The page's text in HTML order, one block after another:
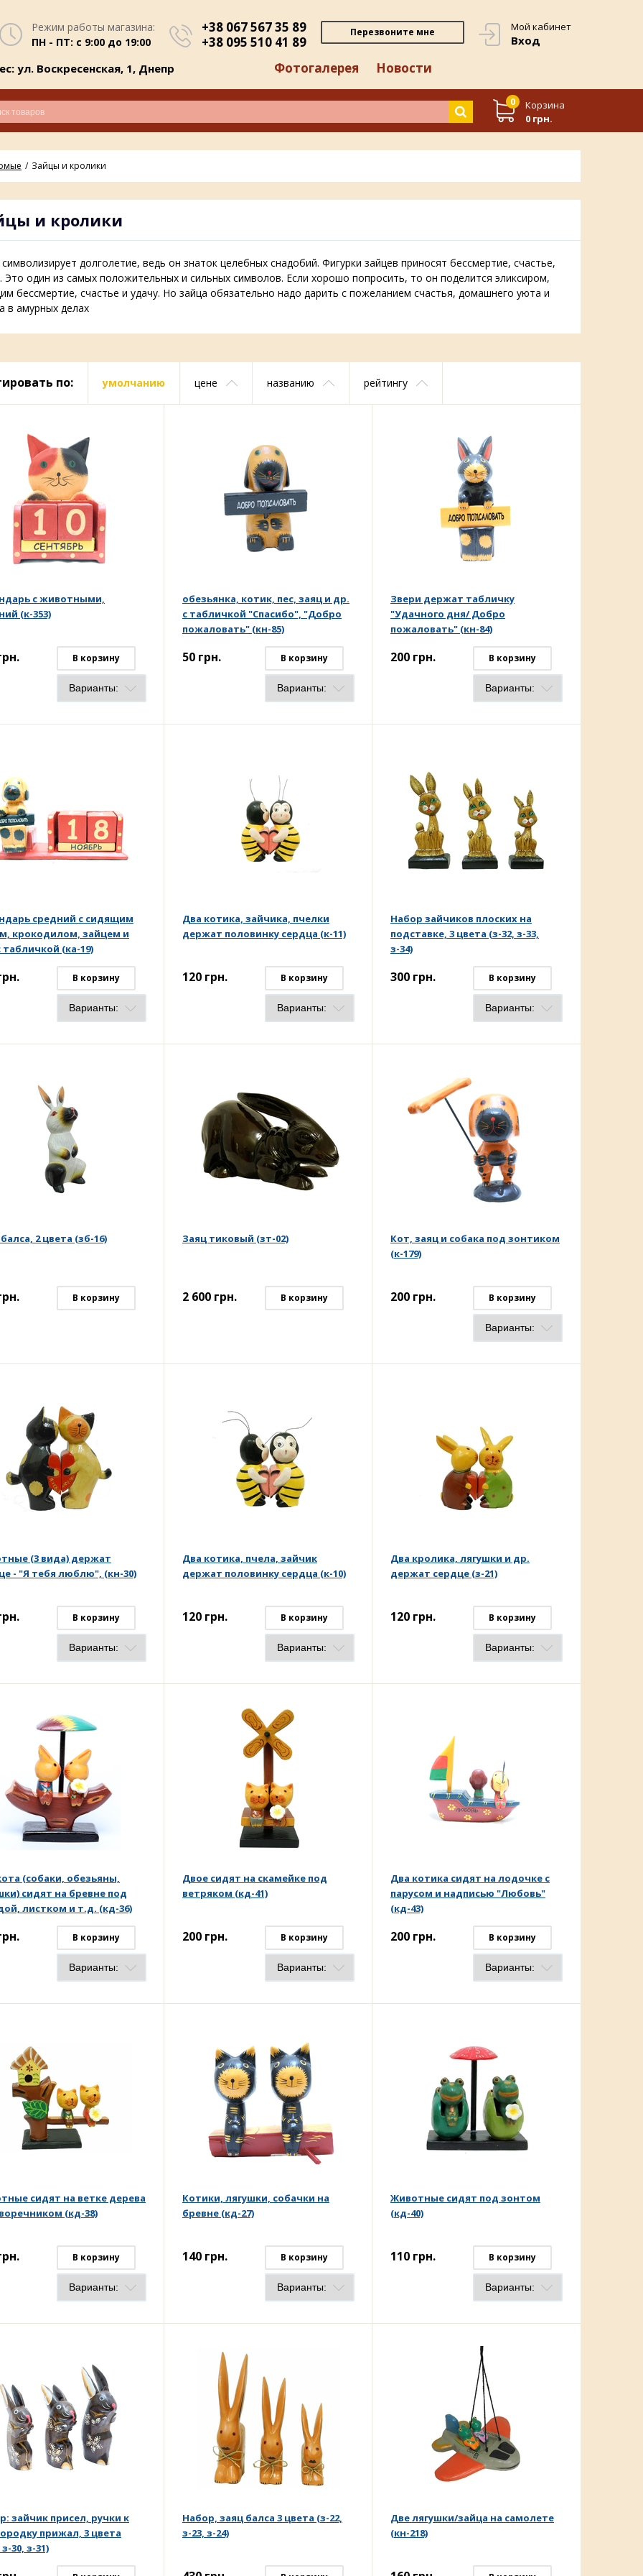
Мой кабинет
Вход
Режим работы магазина:
ПН - ПТ: с 9:00 до 19:00
+38 067 567 35 89
+38 095 510 41 89
Перезвоните мне
ул. Воскресенская, 1, Днепр Фотогалерея Новости
0
Корзина
0 грн.
Зайцы и кролики
и кролики
символизирует долголетие, ведь он знаток целебных снадобий. Фигурки зайцев приносят бессмертие, счастье,
Это один из самых положительных и сильных символов. Если хорошо попросить, то он поделится эликсиром,
бессмертие, счастье и удачу. Но зайца обязательно надо дарить с пожеланием счастья, домашнего уюта и
в амурных делах
по: умолчанию цене названию рейтингу
с животными,
(к-353)
В корзину
обезьянка, котик, пес, заяц и др.
с табличкой "Спасибо", "Добро
пожаловать" (кн-85)
50 грн. В корзину
Звери держат табличку
"Удачного дня/ Добро
пожаловать" (кн-84)
200 грн. В корзину
средний с сидящим
крокодилом, зайцем и
табличкой (ка-19)
В корзину
Два котика, зайчика, пчелки
держат половинку сердца (к-11)
120 грн. В корзину
Набор зайчиков плоских на
подставке, 3 цвета (з-32, з-33,
з-34)
300 грн. В корзину
2 цвета (зб-16)
В корзину
Заяц тиковый (зт-02)
2 600 грн. В корзину
Кот, заяц и собака под зонтиком
(к-179)
200 грн. В корзину
(3 вида) держат
- "Я тебя люблю", (кн-30)
В корзину
Два котика, пчела, зайчик
держат половинку сердца (к-10)
120 грн. В корзину
Два кролика, лягушки и др.
держат сердце (з-21)
120 грн. В корзину
(собаки, обезьяны,
сидят на бревне под
листком и т.д. (кд-36)
В корзину
Двое сидят на скамейке под
ветряком (кд-41)
200 грн. В корзину
Два котика сидят на лодочке с
парусом и надписью "Любовь"
(кд-43)
200 грн. В корзину
сидят на ветке дерева
(кд-38)
В корзину
Котики, лягушки, собачки на
бревне (кд-27)
140 грн. В корзину
Животные сидят под зонтом
(кд-40)
110 грн. В корзину
зайчик присел, ручки к
прижал, 3 цвета
30, з-31)
Набор, заяц балса 3 цвета (з-22,
з-23, з-24)
Две лягушки/зайца на самолете
(кн-218)